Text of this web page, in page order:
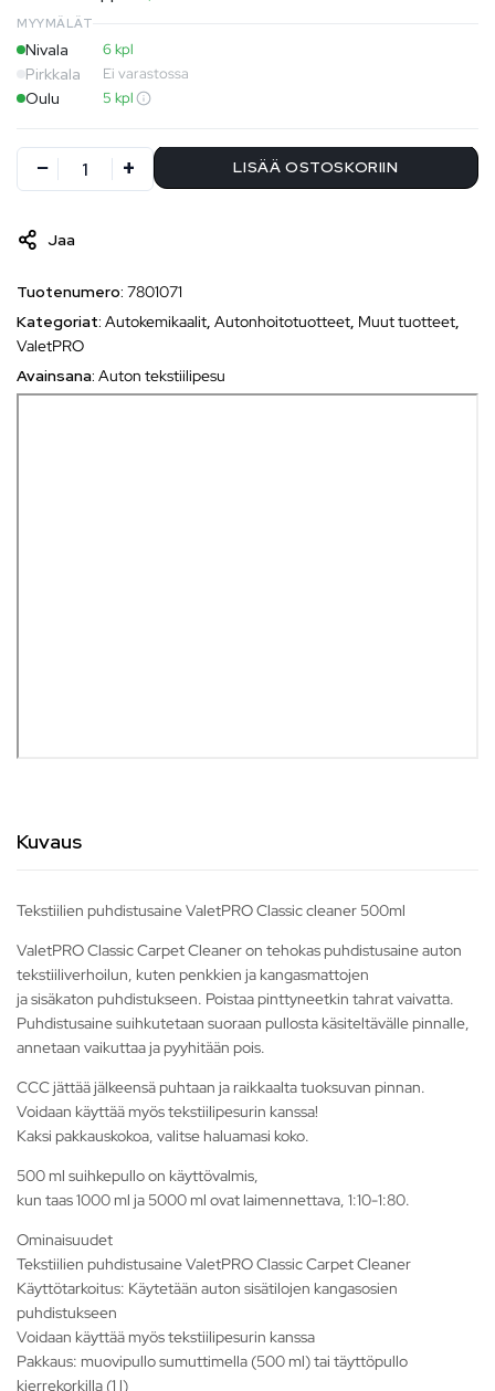
MYYMÄLÄT
Nivala 6 kpl
Pirkkala Ei varastossa
Oulu 5 kpl
LISÄÄ OSTOSKORIIN
Jaa
Tuotenumero: 7801071
Kategoriat: Autokemikaalit, Autonhoitotuotteet, Muut tuotteet,
ValetPRO
Avainsana: Auton tekstiilipesu
Kuvaus
Tekstiilien puhdistusaine ValetPRO Classic cleaner 500ml
ValetPRO Classic Carpet Cleaner on tehokas puhdistusaine auton
tekstiiliverhoilun, kuten penkkien ja kangasmattojen
ja sisäkaton puhdistukseen. Poistaa pinttyneetkin tahrat vaivatta.
Puhdistusaine suihkutetaan suoraan pullosta käsiteltävälle pinnalle,
annetaan vaikuttaa ja pyyhitään pois.
CCC jättää jälkeensä puhtaan ja raikkaalta tuoksuvan pinnan.
Voidaan käyttää myös tekstiilipesurin kanssa!
Kaksi pakkauskokoa, valitse haluamasi koko.
500 ml suihkepullo on käyttövalmis,
kun taas 1000 ml ja 5000 ml ovat laimennettava, 1:10-1:80.
Ominaisuudet
Tekstiilien puhdistusaine ValetPRO Classic Carpet Cleaner
Käyttötarkoitus: Käytetään auton sisätilojen kangasosien
puhdistukseen
Voidaan käyttää myös tekstiilipesurin kanssa
Pakkaus: muovipullo sumuttimella (500 ml) tai täyttöpullo
kierrekorkilla (1 l)